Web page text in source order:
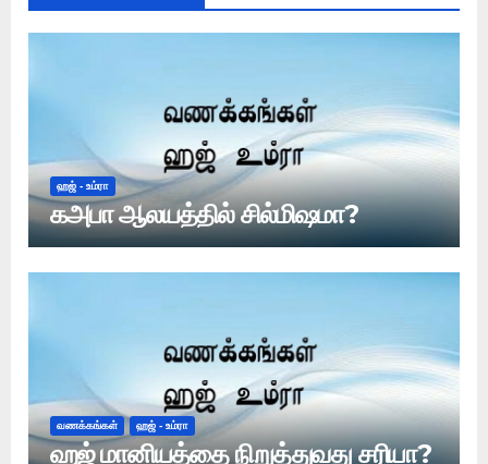
ஹஜ் - உம்ரா
கஅபா ஆலயத்தில் சில்மிஷமா?
வணக்கங்கள் ஹஜ் - உம்ரா
ஹஜ் மானியத்தை நிறுத்துவது சரியா?